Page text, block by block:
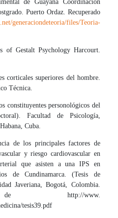
de Guayana Coordinación
Puerto Ordaz. Recuperado
generaciondeteoria/files/Teoria-
Gestalt Psychology Harcourt.
corticales superiores del hombre.
Técnica.
constituyentes personológicos del
Facultad de Psicología,
Cuba.
de los principales factores de
y riesgo cardiovascular en
que asisten a una IPS en
de Cundinamarca. (Tesis de
Javeriana, Bogotá, Colombia.
http://www.
tesis39.pdf